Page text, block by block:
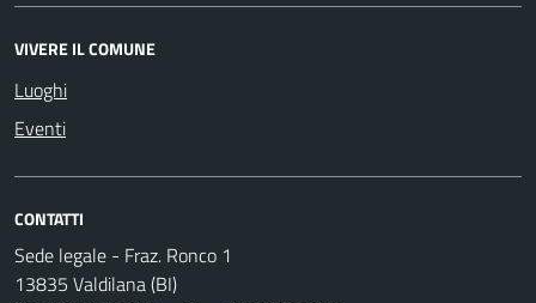
VIVERE IL COMUNE
Luoghi
Eventi
CONTATTI
Sede legale - Fraz. Ronco 1
13835 Valdilana (BI)